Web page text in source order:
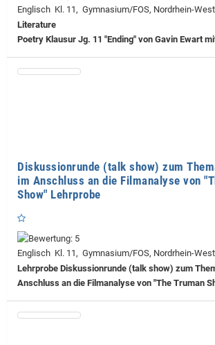
Englisch Kl. 11, Gymnasium/FOS, Nordrhein-
Literature
Poetry Klausur Jg. 11 "Ending" von Gavin Ewart
Diskussionrunde (talk show) zum
im Anschluss an die Filmanalyse von
Show" Lehrprobe
Englisch Kl. 11, Gymnasium/FOS, Nordrhein-
Lehrprobe Diskussionrunde (talk show) zum
Anschluss an die Filmanalyse von "The Truman